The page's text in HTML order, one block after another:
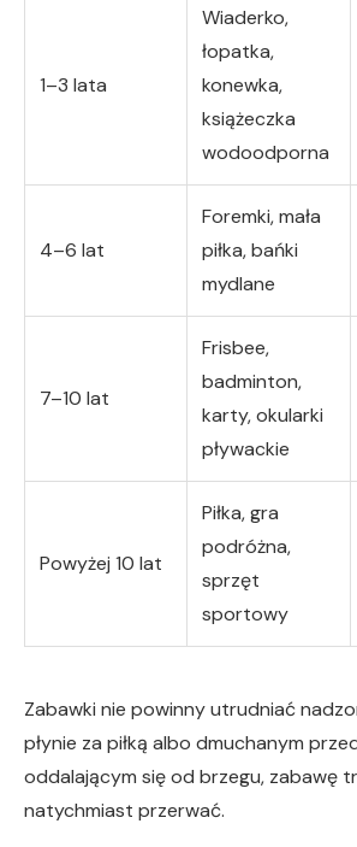
1–3 lata
Wiaderko,
łopatka,
konewka,
książeczka
wodoodporna
4–6 lat
Foremki, mała
piłka, bańki
mydlane
7–10 lat
Frisbee,
badminton,
karty, okularki
pływackie
Powyżej 10 lat
Piłka, gra
podróżna,
sprzęt
sportowy
Zabawki nie powinny utrudniać
płynie za piłką albo dmuchanym
oddalającym się od brzegu, zabawę
natychmiast przerwać.